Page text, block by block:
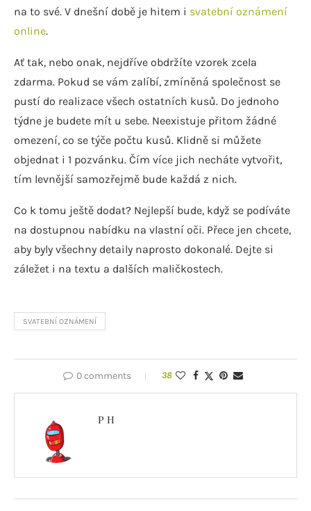
na to své. V dnešní době je hitem i svatební oznámení
online.
Ať tak, nebo onak, nejdříve obdržíte vzorek zcela
zdarma. Pokud se vám zalíbí, zmíněná společnost se
pustí do realizace všech ostatních kusů. Do jednoho
týdne je budete mít u sebe. Neexistuje přitom žádné
omezení, co se týče počtu kusů. Klidně si můžete
objednat i 1 pozvánku. Čím více jich necháte vytvořit,
tím levnější samozřejmě bude každá z nich.
Co k tomu ještě dodat? Nejlepší bude, když se podíváte
na dostupnou nabídku na vlastní oči. Přece jen chcete,
aby byly všechny detaily naprosto dokonalé. Dejte si
záležet i na textu a dalších maličkostech.
SVATEBNÍ OZNÁMENÍ
0 comments 38
P H